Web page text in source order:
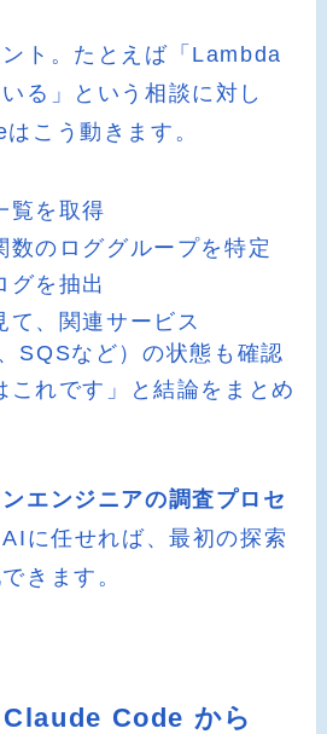
ト。たとえば「Lambda
る」という相談に対し
こう動きます。
覧を取得
数のロググループを特定
グを抽出
て、関連サービス
SQSなど）の状態も確認
これです」と結論をまとめ
エンジニアの調査プロセ
に任せれば、最初の探索
きます。
Code から